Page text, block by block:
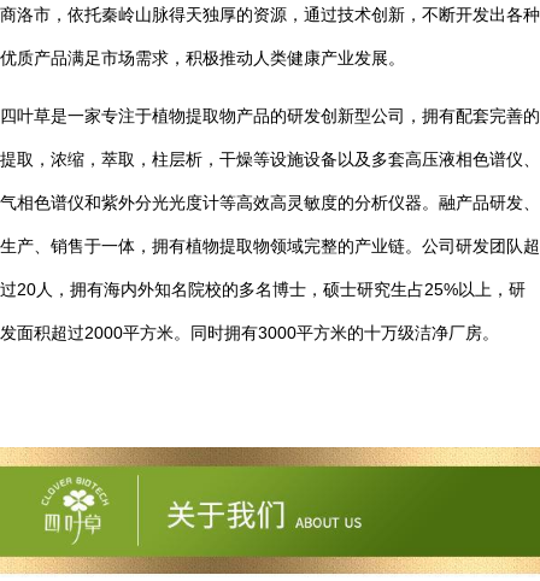
商洛市，依托秦岭山脉得天独厚的资源，通过技术创新，不断开发出各种
优质产品满足市场需求，积极推动人类健康产业发展。
四叶草是一家专注于植物提取物产品的研发创新型公司，拥有配套完善的
提取，浓缩，萃取，柱层析，干燥等设施设备以及多套高压液相色谱仪、
气相色谱仪和紫外分光光度计等高效高灵敏度的分析仪器。融产品研发、
生产、销售于一体，拥有植物提取物领域完整的产业链。公司研发团队超
过20人，拥有海内外知名院校的多名博士，硕士研究生占25%以上，研
发面积超过2000平方米。同时拥有3000平方米的十万级洁净厂房。